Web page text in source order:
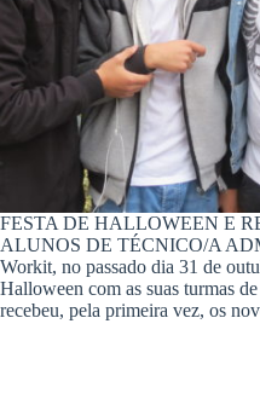
FESTA DE HALLOWEEN E
ALUNOS DE TÉCNICO/A
Workit, no passado dia 31 de
Halloween com as suas turmas
recebeu, pela primeira vez, os